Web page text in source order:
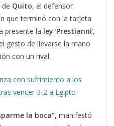
Quito, el defensor
que terminó con la tarjeta
presente la ley ‘Prestianni’,
gesto de llevarse la mano
con un rival.
con sufrimiento a los
vencer 3-2 a Egipto
la boca”, manifestó